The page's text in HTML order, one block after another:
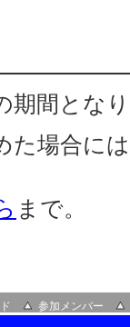
期間とな
た場合に
まで。
参加メンバー